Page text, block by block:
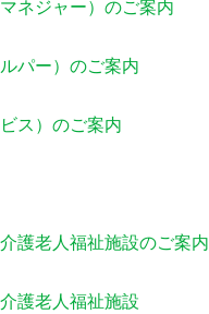
ネジャー）のご案内
パー）のご案内
ス）のご案内
護老人福祉施設のご案内
護老人福祉施設